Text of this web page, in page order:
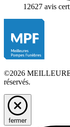
12627 avis
©2026
réservés.
fermer